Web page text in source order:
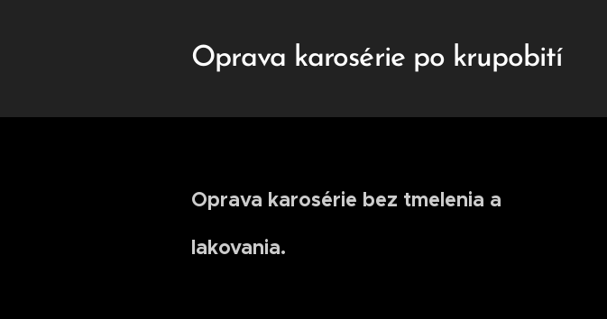
Oprava karosérie po krupobití
Oprava karosérie bez tmelenia a
lakovania.